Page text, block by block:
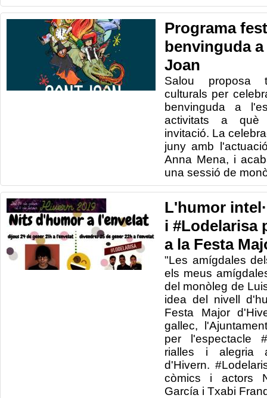
Programa
benvinguda
Joan
Salou proposa
culturals per
benvinguda a
activitats a què
invitació. La
juny amb
Anna Mena, i
una sessió de
L'humor
i #Lodelarisa
a la Festa
"Les amígdales
els meus
del monòleg de
idea del nivell
Festa Major
gallec,
per l'espectacle
rialles i alegria
d'Hivern.
còmics i actors
García i Txabi